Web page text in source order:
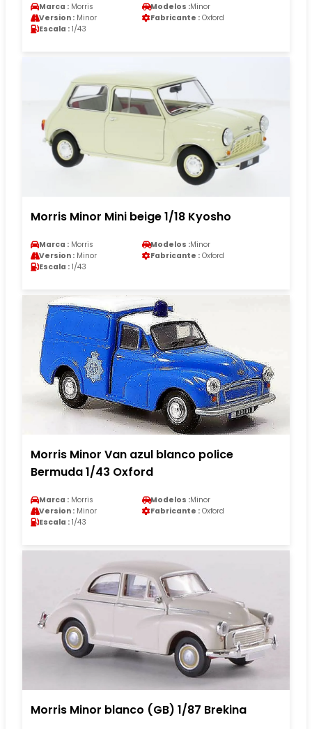
Marca : Morris Modelos :Minor
Version : Minor Fabricante : Oxford
Escala : 1/43
Morris Minor Mini beige 1/18 Kyosho
Marca : Morris Modelos :Minor
Version : Minor Fabricante : Oxford
Escala : 1/43
Morris Minor Van azul blanco police
Bermuda 1/43 Oxford
Marca : Morris Modelos :Minor
Version : Minor Fabricante : Oxford
Escala : 1/43
Morris Minor blanco (GB) 1/87 Brekina